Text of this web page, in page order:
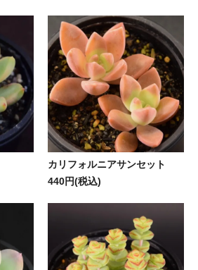
カリフォルニアサンセット
440円(税込)